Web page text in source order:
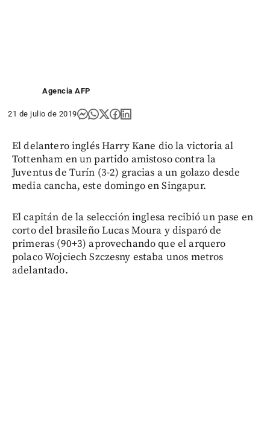
Agencia AFP
21 de julio de 2019
El delantero inglés Harry Kane dio la victoria al
Tottenham en un partido amistoso contra la
Juventus de Turín (3-2) gracias a un golazo desde
media cancha, este domingo en Singapur.
El capitán de la selección inglesa recibió un pase en
corto del brasileño Lucas Moura y disparó de
primeras (90+3) aprovechando que el arquero
polaco Wojciech Szczesny estaba unos metros
adelantado.